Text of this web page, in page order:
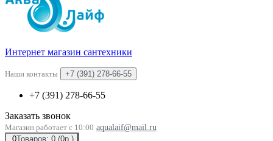
Интернет магазин сантехники
Наши контакты +7 (391) 278-66-55
+7 (391) 278-66-55
Заказать звонок
Магазин работает с 10:00 aqualaif@mail.ru
0Товаров: 0 (0р.)